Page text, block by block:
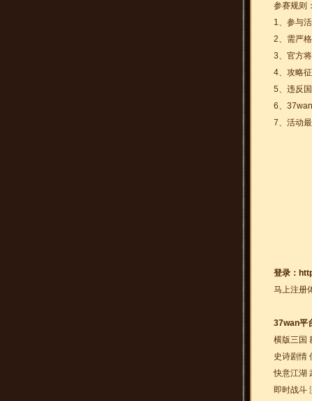
参赛规则
1、参与
2、需严
3、官方
4、攻略
5、违反
6、
7、活动
登录：
马上注册
37wan平
横版三国
史诗剧情
快意江湖
即时战斗